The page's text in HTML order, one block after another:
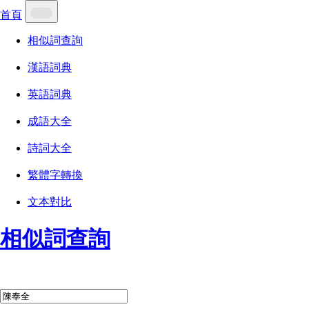
首頁
相似詞查詢
漢語詞典
英語詞典
成語大全
詩詞大全
繁體字轉換
文本對比
相似詞查詢